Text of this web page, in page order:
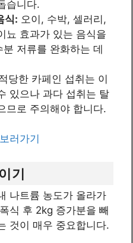
습니다.
식: 오이, 수박, 셀러리,
뇨 효과가 있는 음식을
저류를 완화하는 데
당한 카페인 섭취는 이
있으나 과다 섭취는 탈
므로 주의해야 합니다.
러가기
기
나트륨 농도가 올라가
식 후 2kg 증가분을 빼
것이 매우 중요합니다.